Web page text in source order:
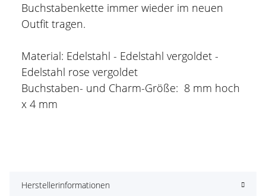
Buchstabenkette immer wieder im neuen
Outfit tragen.
Material: Edelstahl - Edelstahl vergoldet -
Edelstahl rose vergoldet
Buchstaben- und Charm-Größe: 8 mm hoch
x 4 mm
Herstellerinformationen